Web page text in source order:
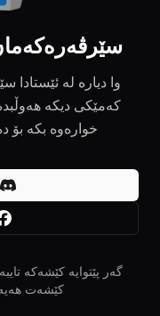
وا دیارە لە ئێستادا
کەمێکی دیکە
خوارەوە بکە بۆ
گەر پێتوایە کێشەکە
کێشەت